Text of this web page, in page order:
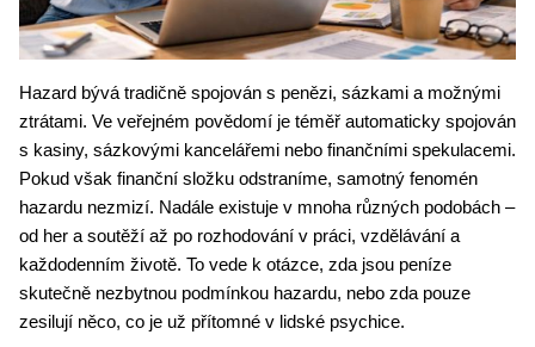
Hazard bývá tradičně spojován s penězi, sázkami a možnými
ztrátami. Ve veřejném povědomí je téměř automaticky spojován
s kasiny, sázkovými kancelářemi nebo finančními spekulacemi.
Pokud však finanční složku odstraníme, samotný fenomén
hazardu nezmizí. Nadále existuje v mnoha různých podobách –
od her a soutěží až po rozhodování v práci, vzdělávání a
každodenním životě. To vede k otázce, zda jsou peníze
skutečně nezbytnou podmínkou hazardu, nebo zda pouze
zesilují něco, co je už přítomné v lidské psychice.